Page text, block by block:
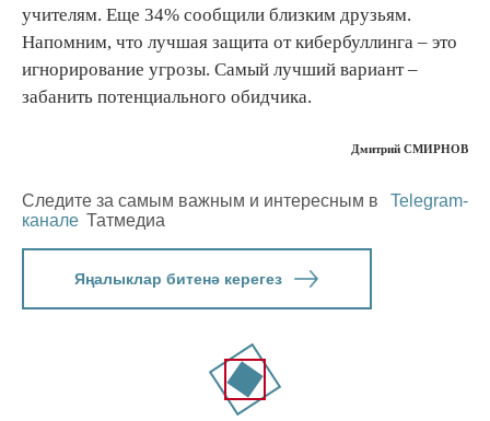
учителям. Еще 34% сообщили близким друзьям.
Напомним, что лучшая защита от кибербуллинга – это
игнорирование угрозы. Самый лучший вариант –
забанить потенциального обидчика.
Дмитрий СМИРНОВ
Следите за самым важным и интересным в
Telegram-
канале Татмедиа
Яңалыклар битенә керегез